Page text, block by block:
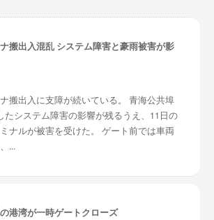
搬出入混乱 システム障害と豪雨被害が影
搬出入に支障が続いている。 青海公共埠
たシステム障害の影響が残るうえ、11日の
ナルが被害を受けた。 ゲート前では車両
...
港湾が一時ゲートクローズ